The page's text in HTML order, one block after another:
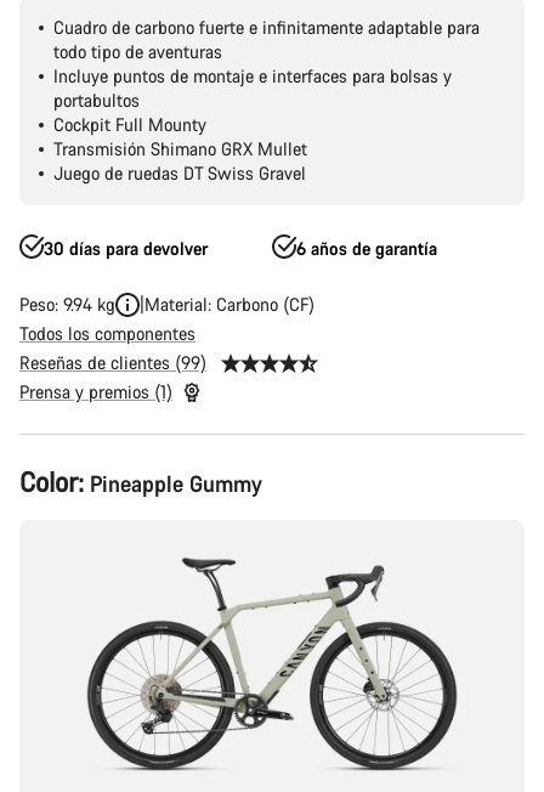
Cuadro de carbono fuerte e infinitamente adaptable para
todo tipo de aventuras
Incluye puntos de montaje e interfaces para bolsas y
portabultos
Cockpit Full Mounty
Transmisión Shimano GRX Mullet
Juego de ruedas DT Swiss Gravel
30 días para devolver 6 años de garantía
Peso: 9.94 kg
Material: Carbono (CF)
Todos los componentes
Reseñas de clientes (99)
Prensa y premios (1)
Configuración
del
Color: Pineapple Gummy